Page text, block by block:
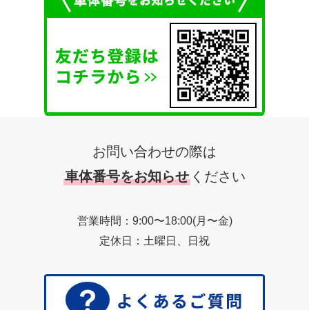
お問い合わせの際は
車体番号をお知らせ ください
営業時間：9:00〜18:00(月〜金)
定休日：土曜日、日祝